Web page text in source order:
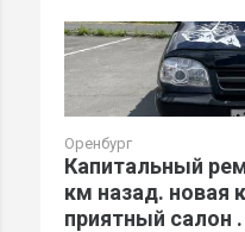
Оренбург
Капитальный
км назад. новая
приятный салон